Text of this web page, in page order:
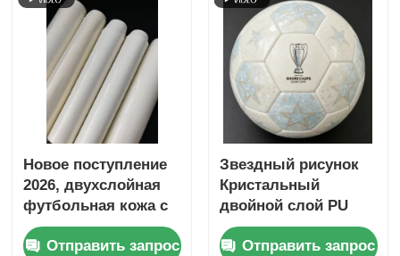
Новое поступление
2026, двухслойная
футбольная кожа с
полиуретановым
покрытием и
Отправить запрос
Звездный рисунок
Кристальный
двойной слой PU
покрытой
футбольной кожи с
Отправить запрос